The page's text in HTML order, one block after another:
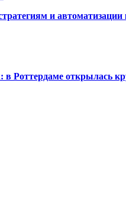
и
Роттердаме открылась